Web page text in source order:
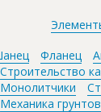
Фланец
Строительство
Монолитчики
Механика грунтов